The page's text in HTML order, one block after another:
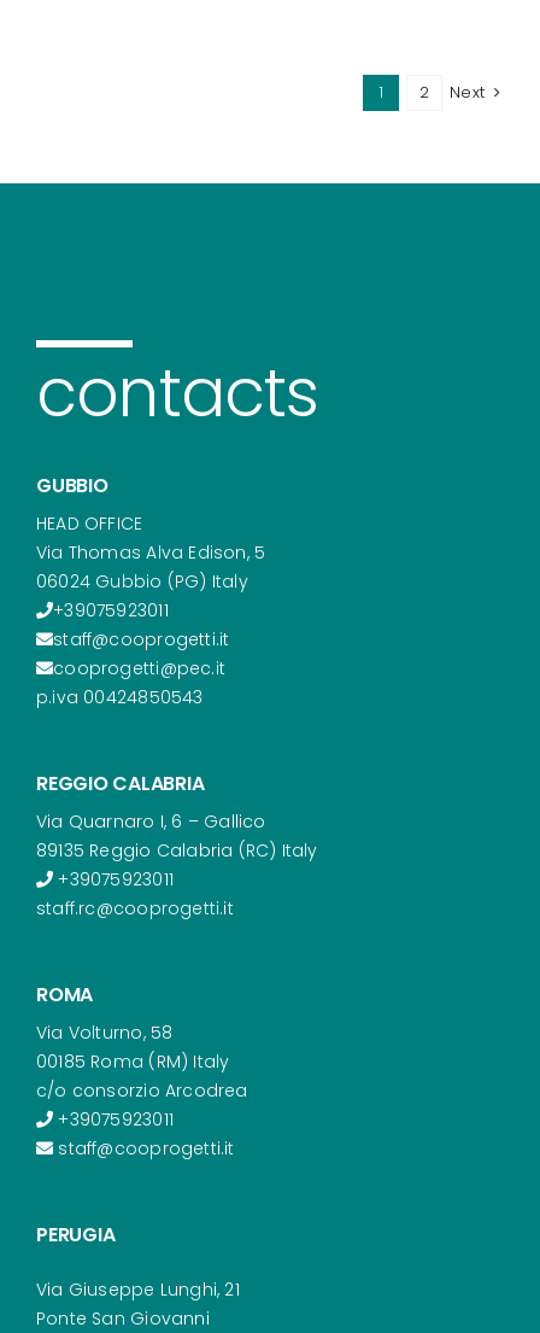
1 2 Next
contacts
GUBBIO
HEAD OFFICE
Via Thomas Alva Edison, 5
06024 Gubbio (PG) Italy
+39075923011
staff@cooprogetti.it
cooprogetti@pec.it
p.iva 00424850543
REGGIO CALABRIA
Via Quarnaro I, 6 – Gallico
89135 Reggio Calabria (RC) Italy
+39075923011
staff.rc@cooprogetti.it
ROMA
Via Volturno, 58
00185 Roma (RM) Italy
c/o consorzio Arcodrea
+39075923011
staff@cooprogetti.it
PERUGIA
Via Giuseppe Lunghi, 21
Ponte San Giovanni